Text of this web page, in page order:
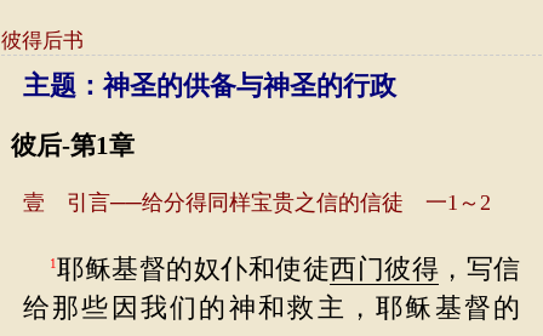
彼得后书
主题：神圣的供备与神圣的行政
彼后-第1章
壹 引言──给分得同样宝贵之信的信徒 一1～2
1耶稣基督的奴仆和使徒西门彼得 ，写信
给那些因我们的神和救主，耶稣基督的